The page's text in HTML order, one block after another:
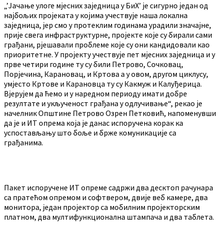
„’Јачање улоге мјесних заједница у БиХ’ је сигурно један од
најбољих пројеката у којима учествује наша локална
заједница, јер смо у протеклим годинама урадили значајне,
прије свега инфраструктурне, пројекте које су бирали сами
грађани, рјешавали проблеме које су они кандидовали као
приоритетне. У пројекту учествује пет мјесних заједница и у
прве четири године ту су били Петрово, Сочковац,
Порјечина, Карановац, и Кртова а у овом, другом циклусу,
умјесто Кртове и Карановца ту су Какмуж и Калуђерица.
Вјерујем да ћемо и у наредном периоду имати добре
резултате и укљученост грађана у одлучивање“, рекао је
начелник Општине Петрово Озрен Петковић, напоменувши
да је и ИТ опрема која је данас испоручена корак ка
успостављању што боље и брже комуникације са
грађанима.
Пакет испоручене ИТ опреме садржи два десктоп рачунара
са пратећом опремом и софтвером, двије веб камере, два
монитора, један пројектор са мобилним пројекторским
платном, два мултифункционална штампача и два таблета.